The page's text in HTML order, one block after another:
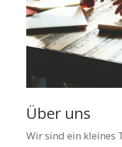
Über uns
Wir sind ein kleines